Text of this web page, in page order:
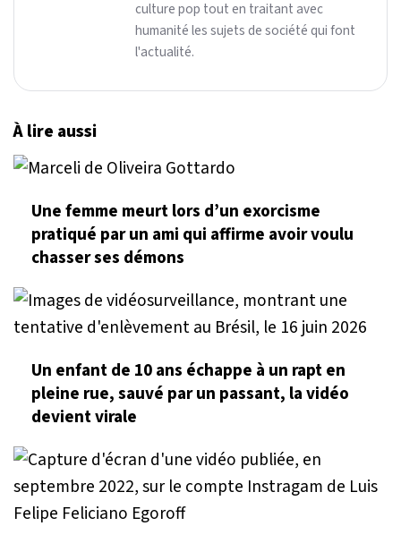
culture pop tout en traitant avec
humanité les sujets de société qui font
l'actualité.
À lire aussi
Une femme meurt lors d’un exorcisme
pratiqué par un ami qui affirme avoir voulu
chasser ses démons
Un enfant de 10 ans échappe à un rapt en
pleine rue, sauvé par un passant, la vidéo
devient virale